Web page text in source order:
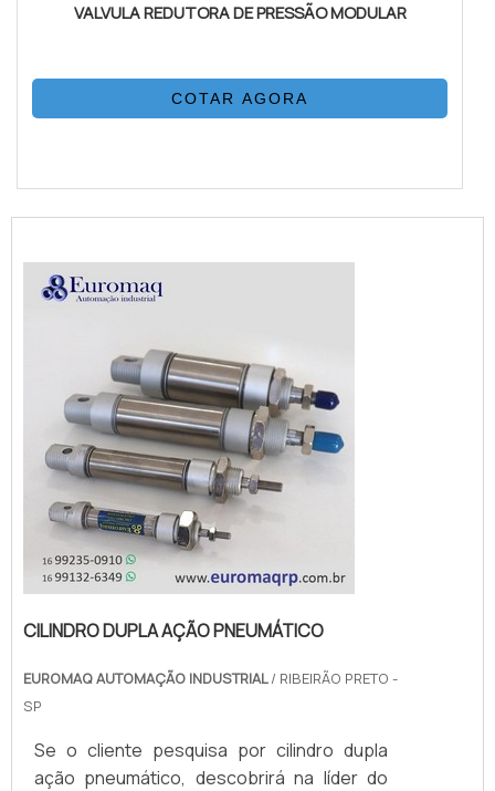
VALVULA REDUTORA DE PRESSÃO MODULAR
COTAR AGORA
CILINDRO DUPLA AÇÃO PNEUMÁTICO
EUROMAQ AUTOMAÇÃO INDUSTRIAL/ RIBEIRÃO PRETO -
SP
Se o cliente pesquisa por cilindro dupla
ação pneumático, descobrirá na líder do